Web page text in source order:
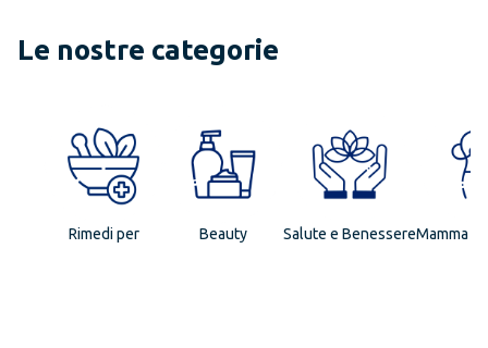
Le nostre categorie
Rimedi per Beauty Salute e BenessereMamma e